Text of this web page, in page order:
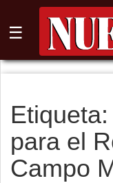
☰
⌕
Inicio
Nogales
Columna
para el
Campo